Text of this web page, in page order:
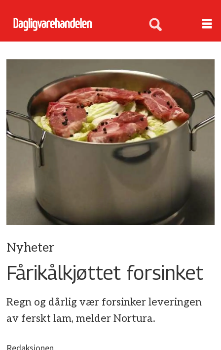
Nyheter
Fårikålkjøttet forsinket
Regn og dårlig vær forsinker leveringen
av ferskt lam, melder Nortura.